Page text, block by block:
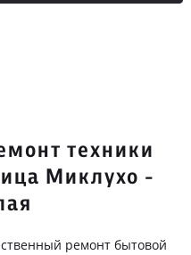
техники
Миклухо -
ремонт бытовой